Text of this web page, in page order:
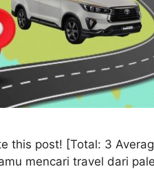
this post! [Total: 3
mencari travel dari